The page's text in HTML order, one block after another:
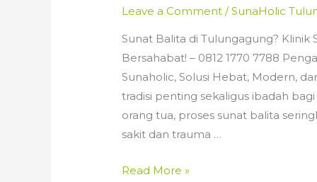
Leave a Comment /SunaHolic
Sunat Balita di Tulungagung? Klinik
Bersahabat! – 0812 1770 7788
Sunaholic, Solusi Hebat, Modern,
tradisi penting sekaligus ibadah
orang tua, proses sunat balita
sakit dan trauma …
Sunat
Read More »